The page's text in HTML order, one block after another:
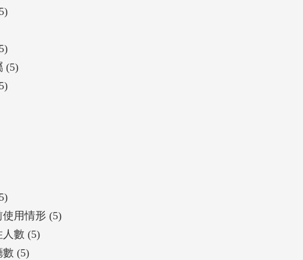
(5)
用情形 (5)
數 (5)
數 (5)